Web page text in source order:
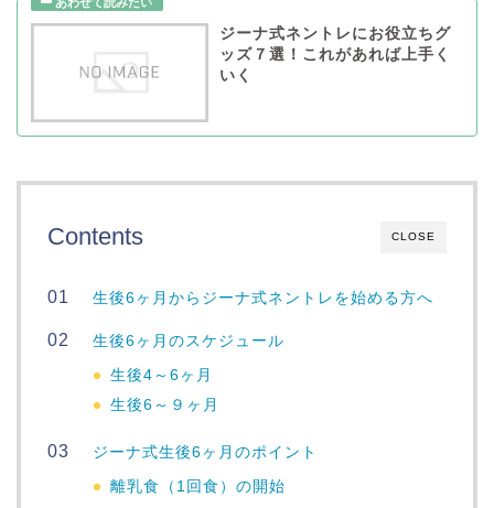
ジーナ式ネントレにお役立ちグ
ッズ７選！これがあれば上手く
いく
CLOSE
Contents
生後6ヶ月からジーナ式ネントレを始める方へ
生後6ヶ月のスケジュール
生後4～6ヶ月
生後6～９ヶ月
ジーナ式生後6ヶ月のポイント
離乳食（1回食）の開始